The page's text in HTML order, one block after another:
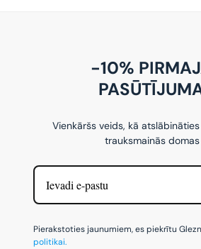
-10%
Vienkāršs veids, kā
trauksmainās
Pierakstoties jaunumiem, es piekrītu
politikai.